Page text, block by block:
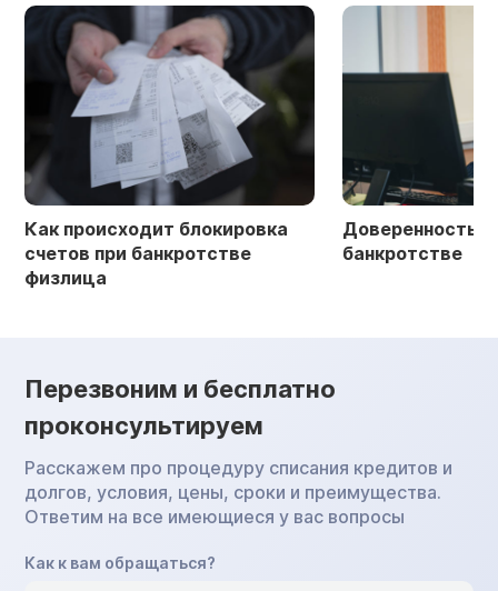
Как происходит блокировка
счетов при банкротстве
физлица
Доверенность
банкротстве
Перезвоним и бесплатно
проконсультируем
Расскажем про процедуру списания кредитов и
долгов, условия, цены, сроки и преимущества.
Ответим на все имеющиеся у вас вопросы
Как к вам обращаться?